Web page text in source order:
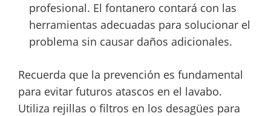
profesional. El fontanero contará con las
herramientas adecuadas para solucionar el
problema sin causar daños adicionales.
Recuerda que la prevención es fundamental
para evitar futuros atascos en el lavabo.
Utiliza rejillas o filtros en los desagües para